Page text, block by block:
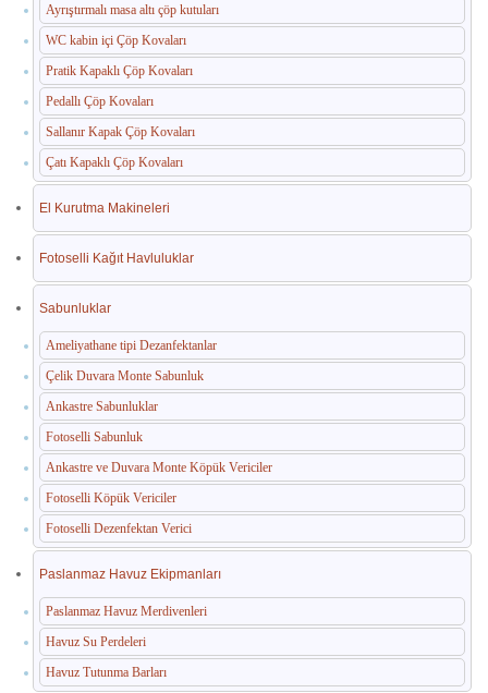
Ayrıştırmalı masa altı çöp kutuları
WC kabin içi Çöp Kovaları
Pratik Kapaklı Çöp Kovaları
Pedallı Çöp Kovaları
Sallanır Kapak Çöp Kovaları
Çatı Kapaklı Çöp Kovaları
El Kurutma Makineleri
Fotoselli Kağıt Havluluklar
Sabunluklar
Ameliyathane tipi Dezanfektanlar
Çelik Duvara Monte Sabunluk
Ankastre Sabunluklar
Fotoselli Sabunluk
Ankastre ve Duvara Monte Köpük Vericiler
Fotoselli Köpük Vericiler
Fotoselli Dezenfektan Verici
Paslanmaz Havuz Ekipmanları
Paslanmaz Havuz Merdivenleri
Havuz Su Perdeleri
Havuz Tutunma Barları